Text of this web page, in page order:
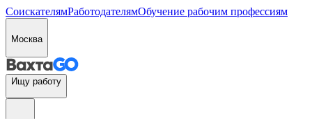
СоискателямРаботодателямОбучение рабочим профессиям
Москва
Ищу работу